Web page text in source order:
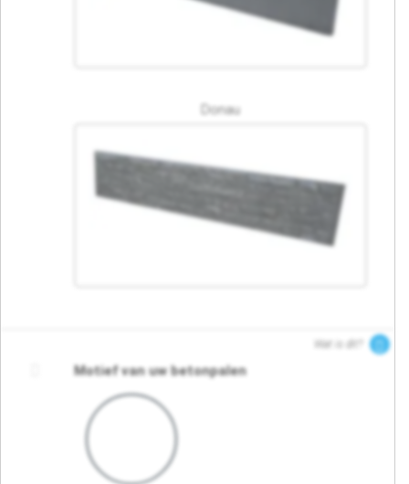
Donau
Wat is dit?
Motief van uw betonpalen